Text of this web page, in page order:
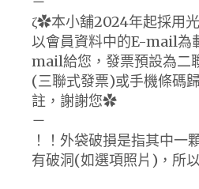
ζ✿本小舖2024年起採用
以會員資料中的E-mail為
mail給您，發票預設為二
(三聯式發票)或手機條碼
註，謝謝您✿
－
！！外袋破損是指其中一
有破洞(如選項照片)，所